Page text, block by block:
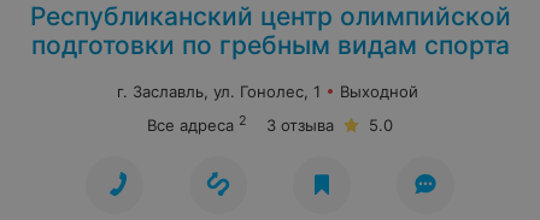
Республиканский центр олимпийской
подготовки по гребным видам спорта
г. Заславль, ул. Гонолес, 1
Выходной
Все адреса 2 3 отзыва 5.0